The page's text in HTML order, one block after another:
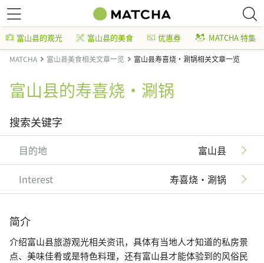
富山县的观光 富山县的美食 优惠券 MATCHA 特集
MATCHA 富山县美食相关文章一览 富山县寿喜烧・涮锅相关文章一览
富山县的寿喜烧・涮锅
搜索关键字
目的地 富山县
Interest 寿喜烧・涮锅
简介
介绍富山县旅游观光相关资讯，具体有当地人才知道的私房景
点、美味佳肴或是特色料理，还有富山县才能体验到的风俗民